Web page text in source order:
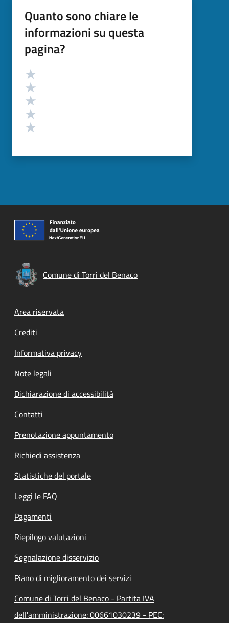
Quanto sono chiare le
informazioni su questa
pagina?
Valutazione
Comune di Torri del Benaco
Footer menu
Area riservata
Crediti
Informativa privacy
Note legali
Dichiarazione di accessibilità
Contatti
Prenotazione appuntamento
Richiedi assistenza
Statistiche del portale
Leggi le FAQ
Pagamenti
Riepilogo valutazioni
Segnalazione disservizio
Piano di miglioramento dei servizi
Comune di Torri del Benaco - Partita IVA
dell'amministrazione: 00661030239 - PEC: